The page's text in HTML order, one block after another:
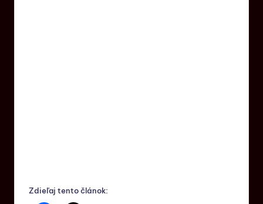
Zdieľaj tento článok: